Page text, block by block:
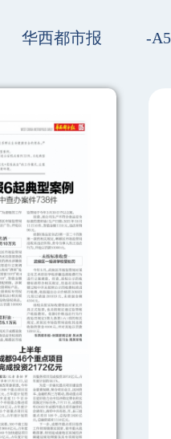
华西都市报 -